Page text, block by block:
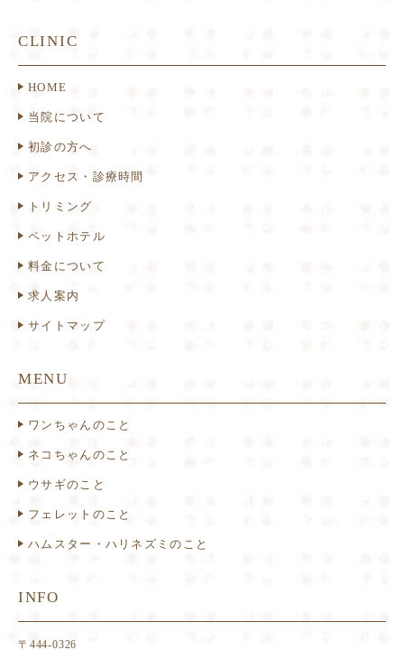
CLINIC
HOME
当院について
初診の方へ
アクセス・診療時間
トリミング
ペットホテル
料金について
求人案内
サイトマップ
MENU
ワンちゃんのこと
ネコちゃんのこと
ウサギのこと
フェレットのこと
ハムスター・ハリネズミのこと
INFO
〒444-0326